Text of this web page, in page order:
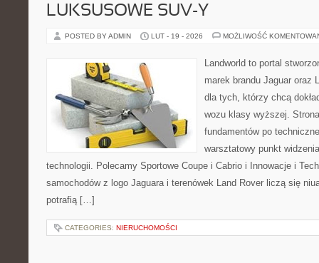
LUKSUSOWE SUV-Y
POSTED BY ADMIN LUT - 19 - 2026 MOŻLIWOŚĆ
Landworld to portal
marek brandu Jaguar oraz
dla tych, którzy chcą
wozu klasy wyższej.
fundamentów po
warsztatowy punkt
technologii. Polecamy Sportowe Coupe i Cabrio i Innowacje i
samochodów z logo Jaguara i terenówek Land Rover liczą się
potrafią […]
CATEGORIES: NIERUCHOMOŚCI